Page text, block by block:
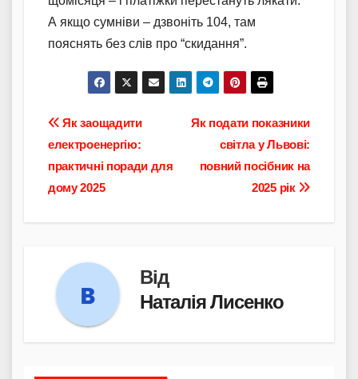
А якщо сумніви – дзвоніть 104, там
пояснять без слів про “скидання”.
Навігація
записів
Як подати показники
світла у Львові:
повний посібник на
2025 рік
Як заощадити
електроенергію:
практичні поради для
дому 2025
Від
Наталія Лисенко